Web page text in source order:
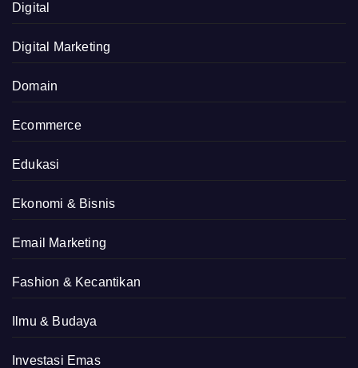
Digital
Digital Marketing
Domain
Ecommerce
Edukasi
Ekonomi & Bisnis
Email Marketing
Fashion & Kecantikan
Ilmu & Budaya
Investasi Emas